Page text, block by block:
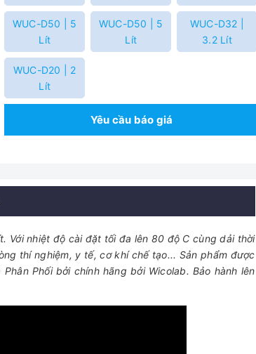
WUC-D50 | 5
Lít
WUC-D50 | 5
Lít
WUC-D32 |
3.2 Lít
WUC-D20 | 2
Lít
Yêu cầu báo giá
Với nhiệt độ cài đặt tối đa lên 80 độ C cùng dải thời
thí nghiệm, y tế, cơ khí chế tạo... Sản phẩm được
Phối bởi chính hãng bởi Wicolab. Bảo hành lên